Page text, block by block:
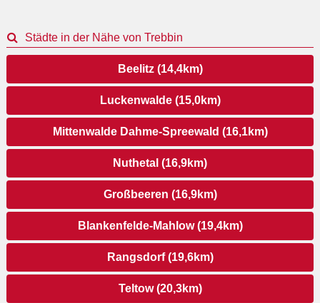
Städte in der Nähe von Trebbin
Beelitz (14,4km)
Luckenwalde (15,0km)
Mittenwalde Dahme-Spreewald (16,1km)
Nuthetal (16,9km)
Großbeeren (16,9km)
Blankenfelde-Mahlow (19,4km)
Rangsdorf (19,6km)
Teltow (20,3km)